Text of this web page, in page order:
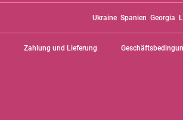
Ukraine Spanien Georgia
Zahlung und Lieferung